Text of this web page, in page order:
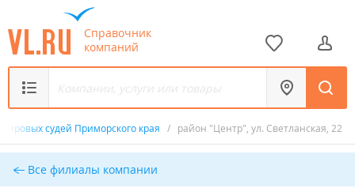
Справочник
компаний
судей Приморского края / район "Центр", ул. Светланская, 22
Все филиалы компании